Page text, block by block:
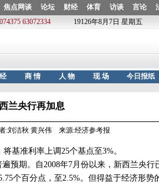
兰央行再加息
:刘洁秋 黄兴伟 来源:经济参考报
准利率上调25个基点至3%。
期。自2008年7月份以来，新西兰央行
个百分点，至2.5%。但得益于经济形势